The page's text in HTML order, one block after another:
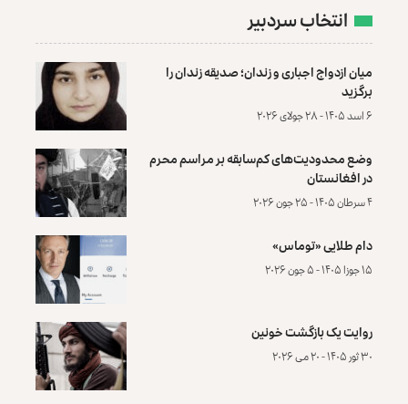
انتخاب سردبیر
میان ازدواج اجباری و زندان؛ صدیقه زندان را
برگزید
۶ اسد ۱۴۰۵ - ۲۸ جولای ۲۰۲۶
وضع محدودیت‌های کم‌سابقه بر مراسم محرم
در افغانستان
۴ سرطان ۱۴۰۵ - ۲۵ جون ۲۰۲۶
دام طلایی «توماس»
۱۵ جوزا ۱۴۰۵ - ۵ جون ۲۰۲۶
روایت یک بازگشت خونین
۳۰ ثور ۱۴۰۵ - ۲۰ می ۲۰۲۶